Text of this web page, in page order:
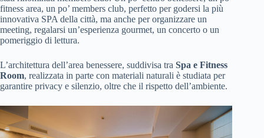
fitness area, un po’ members club, perfetto per godersi la più
innovativa SPA della città, ma anche per organizzare un
meeting, regalarsi un’esperienza gourmet, un concerto o un
pomeriggio di lettura.
L’architettura dell’area benessere, suddivisa tra Spa e Fitness
Room, realizzata in parte con materiali naturali è studiata per
garantire privacy e silenzio, oltre che il rispetto dell’ambiente.